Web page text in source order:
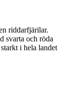
riddarfjärilar.
svarta och röda
i hela landet